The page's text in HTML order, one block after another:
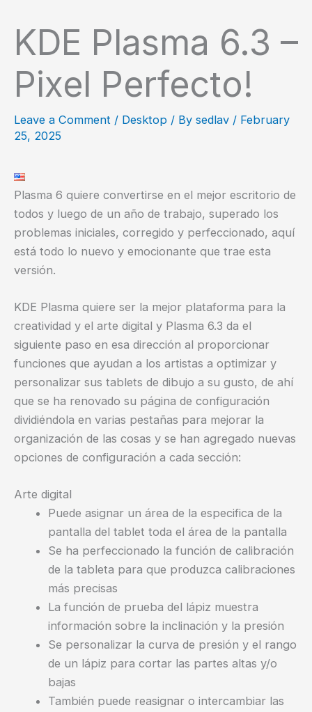
KDE Plasma 6.3 –
Pixel Perfecto!
Leave a Comment / Desktop / By sedlav / February
25, 2025
Plasma 6 quiere convertirse en el mejor escritorio de
todos y luego de un año de trabajo, superado los
problemas iniciales, corregido y perfeccionado, aquí
está todo lo nuevo y emocionante que trae esta
versión.
KDE Plasma quiere ser la mejor plataforma para la
creatividad y el arte digital y Plasma 6.3 da el
siguiente paso en esa dirección al proporcionar
funciones que ayudan a los artistas a optimizar y
personalizar sus tablets de dibujo a su gusto, de ahí
que se ha renovado su página de configuración
dividiéndola en varias pestañas para mejorar la
organización de las cosas y se han agregado nuevas
opciones de configuración a cada sección:
Arte digital
Puede asignar un área de la especifica de la
pantalla del tablet toda el área de la pantalla
Se ha perfeccionado la función de calibración
de la tableta para que produzca calibraciones
más precisas
La función de prueba del lápiz muestra
información sobre la inclinación y la presión
Se personalizar la curva de presión y el rango
de un lápiz para cortar las partes altas y/o
bajas
También puede reasignar o intercambiar las